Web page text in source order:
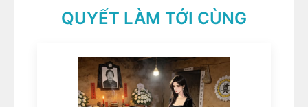
QUYẾT LÀM TỚI CÙNG